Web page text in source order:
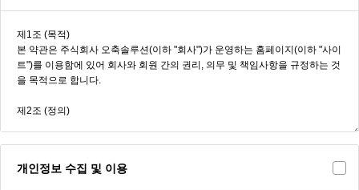
개인정보 수집 및 이용